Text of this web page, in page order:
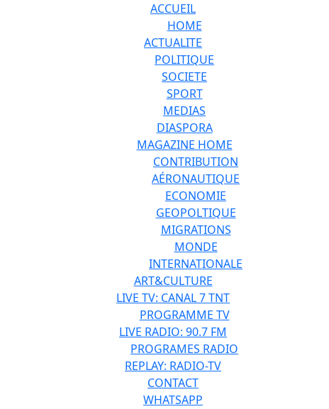
ACCUEIL
HOME
ACTUALITE
POLITIQUE
SOCIETE
SPORT
MEDIAS
DIASPORA
MAGAZINE HOME
CONTRIBUTION
AÉRONAUTIQUE
ECONOMIE
GEOPOLTIQUE
MIGRATIONS
MONDE
INTERNATIONALE
ART&CULTURE
LIVE TV: CANAL 7 TNT
PROGRAMME TV
LIVE RADIO: 90.7 FM
PROGRAMES RADIO
REPLAY: RADIO-TV
CONTACT
WHATSAPP